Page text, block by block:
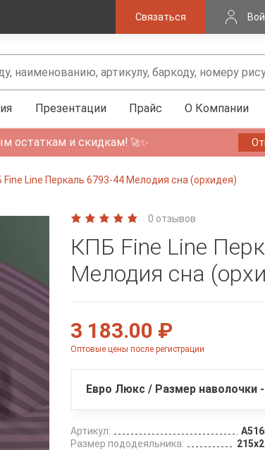
Связаться
Презентации Прайс О Компании
остаткам и скидкам! 🚀✨
Fine Line Перкаль 6793-44 Мелодия сна (орхидея)
0 отзывов
КПБ Fine Line
Мелодия сна
3 183.00 ₽
Оптовые цены после регистрации
Евро Люкс / Размер наволочки
Артикул:
Размер пододеяльника: